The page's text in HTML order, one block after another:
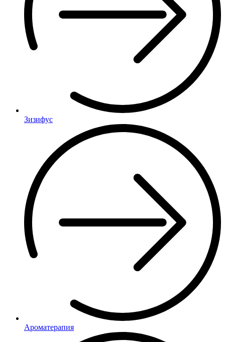
Зизифус
Ароматерапия